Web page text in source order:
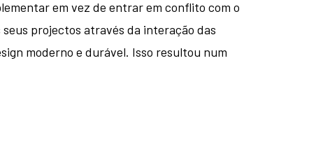
em vez de entrar em conflito com o
projectos através da interação das
moderno e durável. Isso resultou num